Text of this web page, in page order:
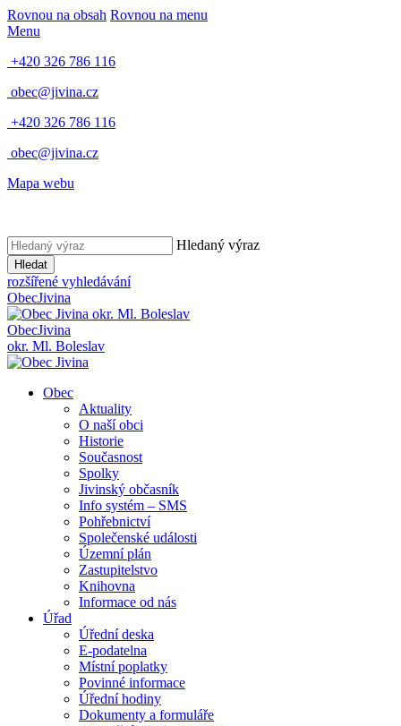
Rovnou na obsah Rovnou na menu
Menu
+420 326 786 116
obec@jivina.cz
+420 326 786 116
obec@jivina.cz
Mapa webu
Hledaný výraz
Hledat
rozšířené vyhledávání
ObecJivina
okr. Ml. Boleslav
ObecJivina
okr. Ml. Boleslav
Obec
Aktuality
O naší obci
Historie
Současnost
Spolky
Jivinský občasník
Info systém – SMS
Pohřebnictví
Společenské události
Územní plán
Zastupitelstvo
Knihovna
Informace od nás
Úřad
Úřední deska
E-podatelna
Místní poplatky
Povinné informace
Úřední hodiny
Dokumenty a formuláře